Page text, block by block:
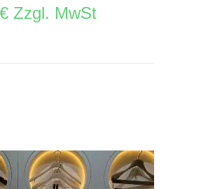
Zzgl. MwSt
KLEIDERBUGEL